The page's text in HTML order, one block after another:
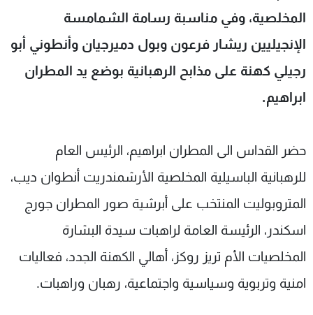
المخلصية، وفي مناسبة رسامة الشمامسة
الإنجيليين ريشار فرعون وبول دميرجيان وأنطوني أبو
رجيلي كهنة على مذابح الرهبانية بوضع يد المطران
ابراهيم.
حضر القداس الى المطران ابراهيم، الرئيس العام
للرهبانية الباسيلية المخلصية الأرشمندريت أنطوان ديب،
المتروبوليت المنتخب على أبرشية صور المطران جورج
اسكندر، الرئيسة العامة لراهبات سيدة البشارة
المخلصيات الأم تريز روكز، أهالي الكهنة الجدد، فعاليات
امنية وتربوية وسياسية واجتماعية، رهبان وراهبات.